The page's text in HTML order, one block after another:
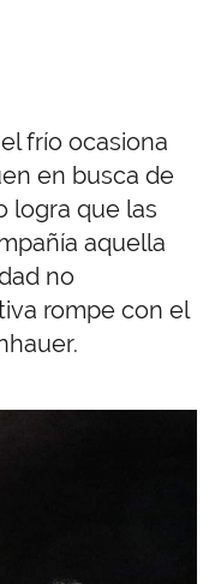
frío ocasiona
en busca de
logra que las
aquella
no
rompe con el